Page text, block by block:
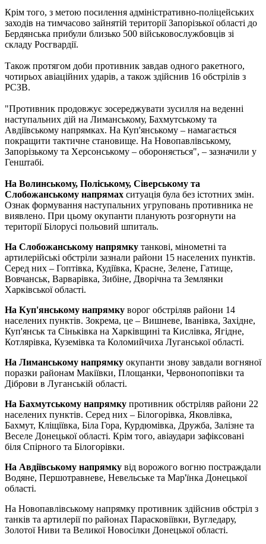
Крім того, з метою посилення адміністративно-поліцейських
заходів на тимчасово зайнятій території Запорізької області до
Бердянська прибули близько 500 військовослужбовців зі
складу Росгвардії.
Також протягом доби противник завдав одного ракетного,
чотирьох авіаційних ударів, а також здійснив 16 обстрілів з
РСЗВ.
"Противник продовжує зосереджувати зусилля на веденні
наступальних дій на Лиманському, Бахмутському та
Авдіївському напрямках. На Куп'янському – намагається
покращити тактичне становище. На Новопавлівському,
Запорізькому та Херсонському – обороняється", – зазначили у
Генштабі.
На Волинському, Поліському, Сіверському та
Слобожанському напрямах ситуація була без істотних змін.
Ознак формування наступальних угруповань противника не
виявлено. При цьому окупанти планують розгорнути на
території Білорусі польовий шпиталь.
На Слобожанському напрямку танкові, мінометні та
артилерійські обстріли зазнали райони 15 населених пунктів.
Серед них – Гоптівка, Кудіївка, Красне, Зелене, Гатище,
Вовчанськ, Варварівка, Зибіне, Дворічна та Землянки
Харківської області.
На Куп'янському напрямку ворог обстріляв райони 14
населених пунктів. Зокрема, це – Вишневе, Іванівка, Західне,
Куп'янськ та Сіньківка на Харківщині та Кислівка, Ягідне,
Котлярівка, Куземівка та Коломийчиха Луганської області.
На Лиманському напрямку окупанти знову завдали вогняної
поразки районам Макіївки, Площанки, Червонопопівки та
Діброви в Луганській області.
На Бахмутському напрямку противник обстріляв райони 22
населених пунктів. Серед них – Білогорівка, Яковлівка,
Бахмут, Кліщіївка, Біла Гора, Курдюмівка, Дружба, Залізне та
Веселе Донецької області. Крім того, авіаудари зафіксовані
біля Спірного та Білогорівки.
На Авдіївському напрямку від ворожого вогню постраждали
Водяне, Першотравневе, Невельське та Мар'їнка Донецької
області.
На Новопавлівському напрямку противник здійснив обстріл з
танків та артилерії по районах Парасковіївки, Вугледару,
Золотої Ниви та Великої Новосілки Донецької області.